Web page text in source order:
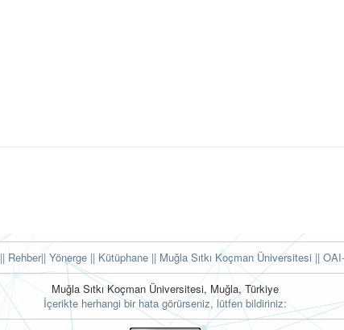
|| Rehber|| Yönerge || Kütüphane || Muğla Sıtkı Koçman Üniversitesi ||
Muğla Sıtkı Koçman Üniversitesi, Muğla, Türkiye
İçerikte herhangi bir hata görürseniz, lütfen bildiriniz: